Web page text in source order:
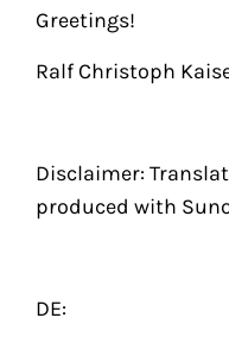
Greetings!
Ralf Christoph
Disclaimer:
produced with
DE: